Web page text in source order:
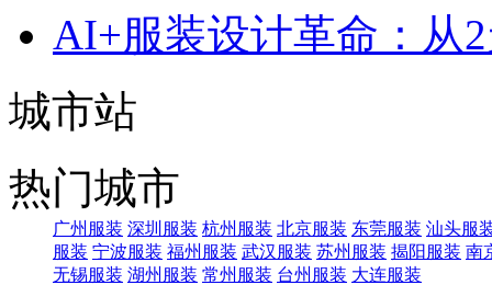
AI+服装设计革命：从
城市站
热门城市
广州服装 深圳服装 杭州服装 北京服装 东莞服装 汕头服
服装 宁波服装 福州服装 武汉服装 苏州服装 揭阳服装 南
无锡服装 湖州服装 常州服装 台州服装 大连服装